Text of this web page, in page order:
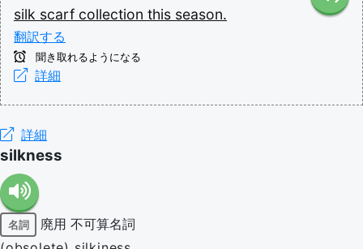
silk scarf collection this season.
翻訳する
聞き取れるようになる
詳細
詳細
silkness
名詞 廃用 不可算名詞